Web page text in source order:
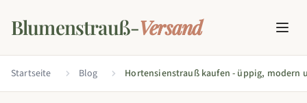
Blumenstrauß-Versand
Startseite Blog